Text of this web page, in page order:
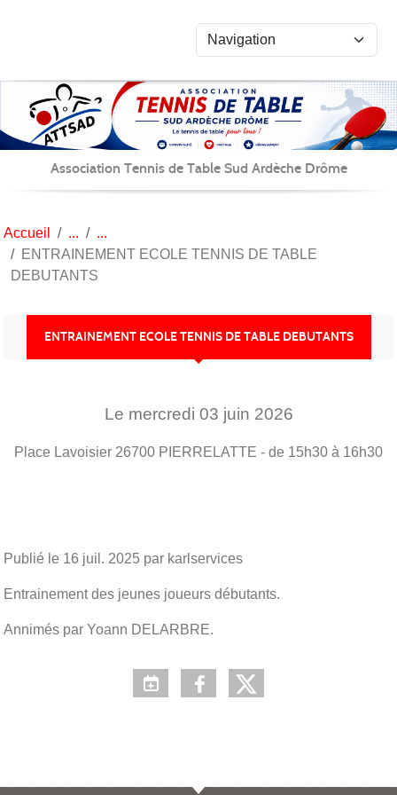
Association Tennis de Table Sud Ardèche Drôme
Accueil
ENTRAINEMENT ECOLE TENNIS DE TABLE
DEBUTANTS
ENTRAINEMENT ECOLE TENNIS DE TABLE DEBUTANTS
Le mercredi 03 juin 2026
Place Lavoisier 26700 PIERRELATTE - de 15h30 à 16h30
Publié le 16 juil. 2025 par karlservices
Entrainement des jeunes joueurs débutants.
Annimés par Yoann DELARBRE.